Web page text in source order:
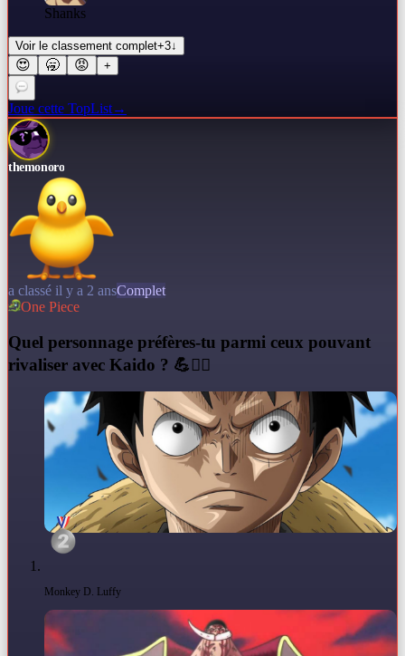
Shanks
Voir le classement complet+3↓
😍 🥱 😡 +
Joue cette TopList→
themonoro
a classé il y a 2 ansComplet
One Piece
Quel personnage préfères-tu parmi ceux pouvant
rivaliser avec Kaido ? 💪🏴‍☠️
Monkey D. Luffy